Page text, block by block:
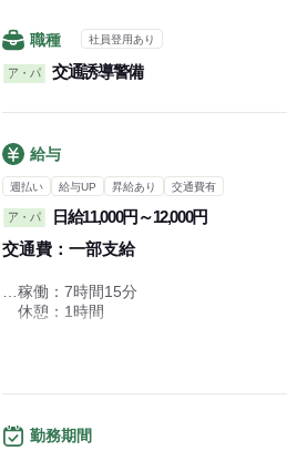
職種 社員登用あり
ア・パ 交通誘導警備
給与
週払い 給与UP 昇給あり 交通費有
ア・パ
日給11,000円～12,000円
交通費： 一部支給
…稼働：7時間15分
休憩：1時間
お給料と別に資格手当がつきます★
勤務期間